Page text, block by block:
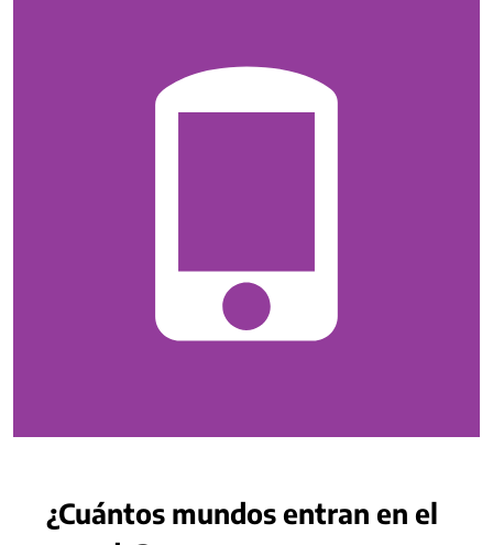
¿Cuántos mundos entran en el